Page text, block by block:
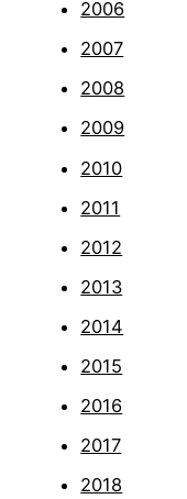
2006
2007
2008
2009
2010
2011
2012
2013
2014
2015
2016
2017
2018